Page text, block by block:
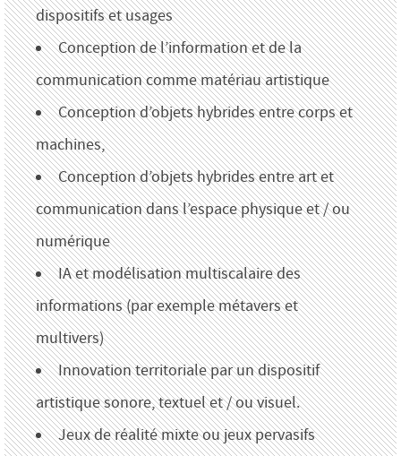
dispositifs et usages
Conception de l’information et de la
communication comme matériau artistique
Conception d’objets hybrides entre corps et
machines,
Conception d’objets hybrides entre art et
communication dans l’espace physique et / ou
numérique
IA et modélisation multiscalaire des
informations (par exemple métavers et
multivers)
Innovation territoriale par un dispositif
artistique sonore, textuel et / ou visuel.
Jeux de réalité mixte ou jeux pervasifs